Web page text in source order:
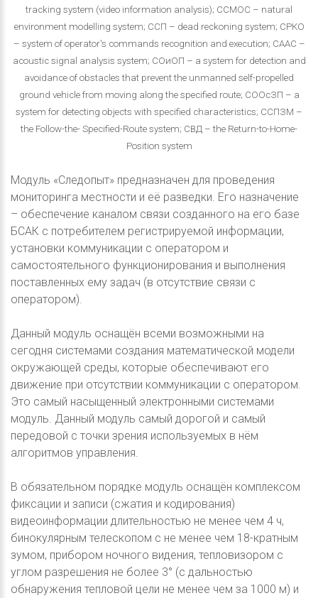
tracking system (video information analysis); ССМОС – natural
environment modelling system; ССП – dead reckoning system; СРКО
– system of operator's commands recognition and execution; СААС –
acoustic signal analysis system; СОиОП – a system for detection and
avoidance of obstacles that prevent the unmanned self-propelled
ground vehicle from moving along the specified route; СООсЗП – a
system for detecting objects with specified characteristics; ССПЗМ –
the Follow-the- Specified-Route system; СВД – the Return-to-Home-
Position system
Модуль «Следопыт» предназначен для проведения
мониторинга местности и её разведки. Его назначение
– обеспечение каналом связи созданного на его базе
БСАК с потребителем регистрируемой информации,
установки коммуникации с оператором и
самостоятельного функционирования и выполнения
поставленных ему задач (в отсутствие связи с
оператором).
Данный модуль оснащён всеми возможными на
сегодня системами создания математической модели
окружающей среды, которые обеспечивают его
движение при отсутствии коммуникации с оператором.
Это самый насыщенный электронными системами
модуль. Данный модуль самый дорогой и самый
передовой с точки зрения используемых в нём
алгоритмов управления.
В обязательном порядке модуль оснащён комплексом
фиксации и записи (сжатия и кодирования)
видеоинформации длительностью не менее чем 4 ч,
бинокулярным телескопом с не менее чем 18-кратным
зумом, прибором ночного видения, тепловизором с
углом разрешения не более 3° (с дальностью
обнаружения тепловой цели не менее чем за 1000 м) и